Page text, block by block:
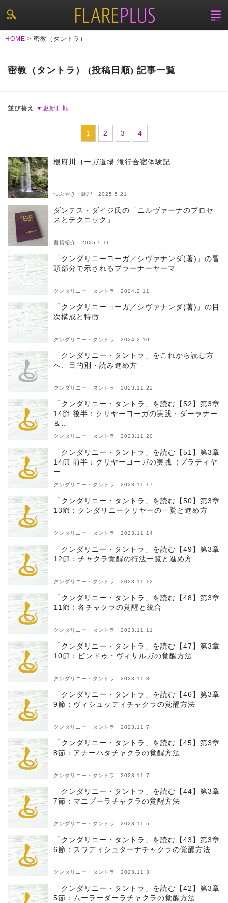
HOME > 密教（タントラ）
密教（タントラ） (投稿日順) 記事一覧
並び替え ▼更新日順
1 2 3 4
根府川ヨーガ道場 滝行合宿体験記
つぶやき・雑記 2025.5.21
ダンテス・ダイジ氏の「ニルヴァーナのプロセ
スとテクニック」
書籍紹介 2025.5.16
「クンダリニーヨーガ／シヴァナンダ(著)」の冒
頭部分で示されるプラーナーヤーマ
クンダリニー・タントラ 2024.2.11
「クンダリニーヨーガ／シヴァナンダ(著)」の目
次構成と特徴
クンダリニー・タントラ 2024.2.10
「クンダリニー・タントラ」をこれから読む方
へ、目的別・読み進め方
クンダリニー・タントラ 2023.11.22
「クンダリニー・タントラ」を読む【52】第3章
14節 後半：クリヤーヨーガの実践・ダーラナー
＆…
クンダリニー・タントラ 2023.11.20
「クンダリニー・タントラ」を読む【51】第3章
14節 前半：クリヤーヨーガの実践（プラティヤ
ー…
クンダリニー・タントラ 2023.11.17
「クンダリニー・タントラ」を読む【50】第3章
13節：クンダリニークリヤーの一覧と進め方
クンダリニー・タントラ 2023.11.14
「クンダリニー・タントラ」を読む【49】第3章
12節：チャクラ覚醒の行法一覧と進め方
クンダリニー・タントラ 2023.11.12
「クンダリニー・タントラ」を読む【48】第3章
11節：各チャクラの覚醒と統合
クンダリニー・タントラ 2023.11.11
「クンダリニー・タントラ」を読む【47】第3章
10節：ビンドゥ・ヴィサルガの覚醒方法
クンダリニー・タントラ 2023.11.8
「クンダリニー・タントラ」を読む【46】第3章
9節：ヴィシュッディチャクラの覚醒方法
クンダリニー・タントラ 2023.11.7
「クンダリニー・タントラ」を読む【45】第3章
8節：アナーハタチャクラの覚醒方法
クンダリニー・タントラ 2023.11.7
「クンダリニー・タントラ」を読む【44】第3章
7節：マニプーラチャクラの覚醒方法
クンダリニー・タントラ 2023.11.5
「クンダリニー・タントラ」を読む【43】第3章
6節：スワディシュターナチャクラの覚醒方法
クンダリニー・タントラ 2023.11.3
「クンダリニー・タントラ」を読む【42】第3章
5節：ムーラーダーラチャクラの覚醒方法